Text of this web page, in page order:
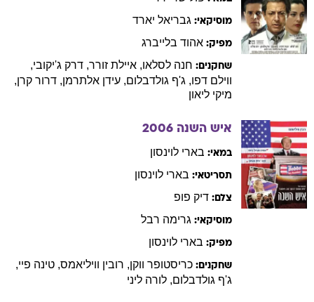
מוסיקאי: גבריאל יארד
מפיק: אהוד בלייברג
שחקנים: חנה לסלאו, איילת זורר, דרק ג'יקובי,
ווילם דפו, ג'ף גולדבלום, עידן אלתרמן, דרור קרן,
מיקי ליאון
איש השנה 2006
במאי: בארי לוינסון
תסריטאי: בארי לוינסון
צלם: דיק פופ
מוסיקאי: גרימה רבל
מפיק: בארי לוינסון
שחקנים: כריסטופר ווקן, רובין וויליאמס, טינה פיי,
ג'ף גולדבלום, לורה ליני